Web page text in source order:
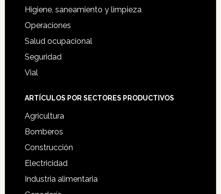
Higiene, saneamiento y limpieza
Operaciones
Salud ocupacional
Seguridad
Vial
ARTÍCULOS POR SECTORES PRODUCTIVOS
Agricultura
Bomberos
Construcción
Electricidad
Industria alimentaria